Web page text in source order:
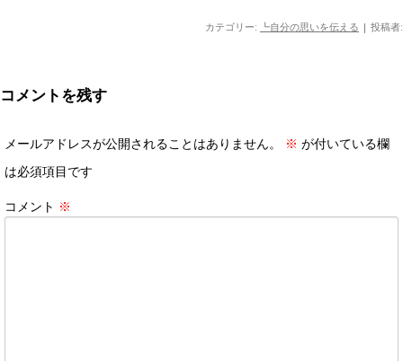
カテゴリー: ┗自分の思いを伝える | 投稿者:
コメントを残す
メールアドレスが公開されることはありません。 ※ が付いている欄
は必須項目です
コメント ※